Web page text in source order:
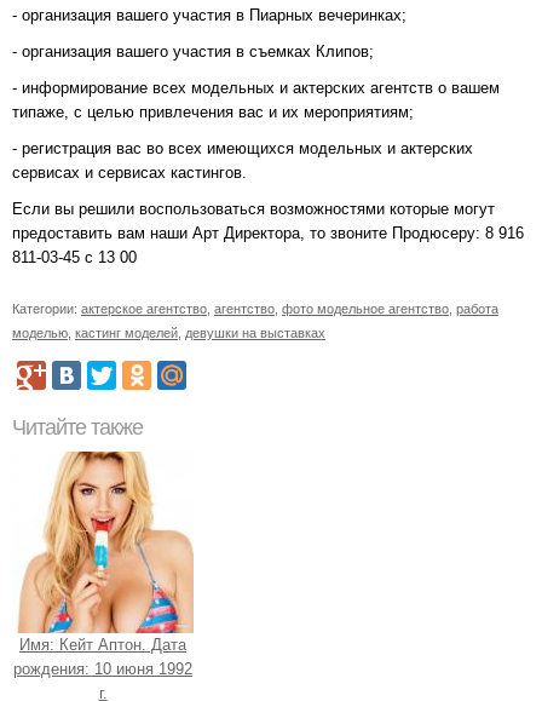
- организация вашего участия в Пиарных вечеринках;
- организация вашего участия в съемках Клипов;
- информирование всех модельных и актерских агентств о вашем
типаже, с целью привлечения вас и их мероприятиям;
- регистрация вас во всех имеющихся модельных и актерских
сервисах и сервисах кастингов.
Если вы решили воспользоваться возможностями которые могут
предоставить вам наши Арт Директора, то звоните Продюсеру: 8 916
811-03-45 с 13 00
Категории: актерское агентство агентство фото модельное агентство работа
моделью кастинг моделей девушки на выставках
Читайте также
Имя: Кейт Аптон. Дата
рождения: 10 июня 1992
г.